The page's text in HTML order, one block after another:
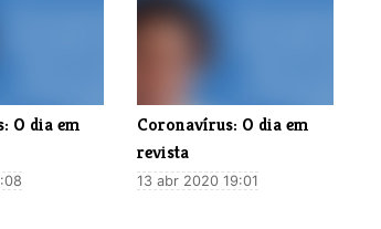
O dia em
Coronavírus: O dia em
revista
13 abr 2020 19:01